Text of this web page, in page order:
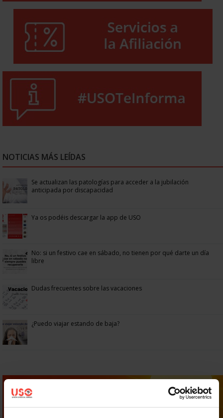
NOTICIAS MÁS LEÍDAS
Se actualizan las patologías para acceder a la jubilación
anticipada por discapacidad
Ya os podéis descargar la app de USO
No: si un festivo cae en sábado, no tienen por qué darte un día
libre
Dudas frecuentes sobre las vacaciones
¿Puedo viajar estando de baja?